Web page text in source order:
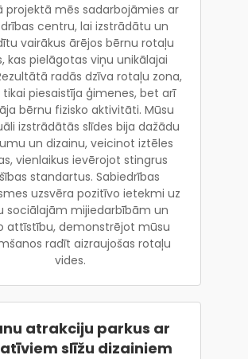
projektā mēs sadarbojāmies ar
centru, lai izstrādātu un
vairākus ārējos bērnu rotaļu
kas pielāgotas viņu unikālajai
radās dzīva rotaļu zona,
tikai piesaistīja ģimenes, bet arī
bērnu fizisko aktivitāti. Mūsu
izstrādātās slīdes bija dažādu
un dizainu, veicinot iztēles
vienlaikus ievērojot stingrus
standartus. Sabiedrības
uzsvēra pozitīvo ietekmi uz
sociālajām mijiedarbībām un
attīstību, demonstrējot mūsu
radīt aizraujošas rotaļu
vides.
atrakciju parkus ar
slīžu dizainiem